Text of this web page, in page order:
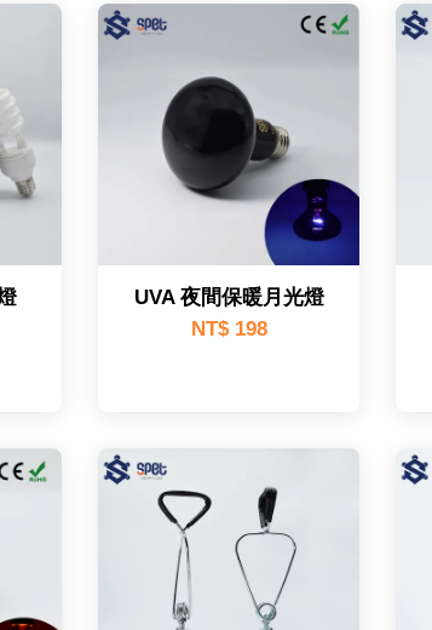
UVA 夜間保暖月光燈
NT$ 198